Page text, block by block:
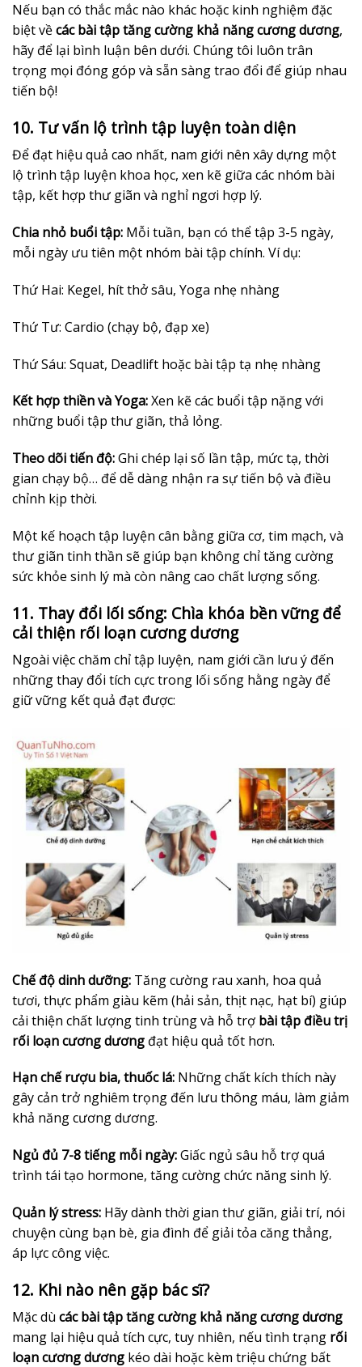
Nếu bạn có thắc mắc nào khác hoặc kinh nghiệm đặc
biệt vềcác bài tập tăng cường khả năng cương dương,
hãy để lại bình luận bên dưới. Chúng tôi luôn trân
trọng mọi đóng góp và sẵn sàng trao đổi để giúp nhau
tiến bộ!
10. Tư vấn lộ trình tập luyện toàn diện
Để đạt hiệu quả cao nhất, nam giới nên xây dựng một
lộ trình tập luyện khoa học, xen kẽ giữa các nhóm bài
tập, kết hợp thư giãn và nghỉ ngơi hợp lý.
Chia nhỏ buổi tập: Mỗi tuần, bạn có thể tập 3-5 ngày,
mỗi ngày ưu tiên một nhóm bài tập chính. Ví dụ:
Thứ Hai: Kegel, hít thở sâu, Yoga nhẹ nhàng
Thứ Tư: Cardio (chạy bộ, đạp xe)
Thứ Sáu: Squat, Deadlift hoặc bài tập tạ nhẹ nhàng
Kết hợp thiền và Yoga:Xen kẽ các buổi tập nặng với
những buổi tập thư giãn, thả lỏng.
Theo dõi tiến độ:Ghi chép lại số lần tập, mức tạ, thời
gian chạy bộ… để dễ dàng nhận ra sự tiến bộ và điều
chỉnh kịp thời.
Một kế hoạch tập luyện cân bằng giữa cơ, tim mạch, và
thư giãn tinh thần sẽ giúp bạn không chỉ tăng cường
sức khỏe sinh lý mà còn nâng cao chất lượng sống.
11. Thay đổi lối sống: Chìa khóa bền vững để
cải thiện rối loạn cương dương
Ngoài việc chăm chỉ tập luyện, nam giới cần lưu ý đến
những thay đổi tích cực trong lối sống hằng ngày để
giữ vững kết quả đạt được:
Chế độ dinh dưỡng: Tăng cường rau xanh, hoa quả
tươi, thực phẩm giàu kẽm (hải sản, thịt nạc, hạt bí) giúp
cải thiện chất lượng tinh trùng và hỗ trợ bài tập điều trị
rối loạn cương dương đạt hiệu quả tốt hơn.
Hạn chế rượu bia, thuốc lá: Những chất kích thích này
gây cản trở nghiêm trọng đến lưu thông máu, làm giảm
khả năng cương dương.
Ngủ đủ 7-8 tiếng mỗi ngày:Giấc ngủ sâu hỗ trợ quá
trình tái tạo hormone, tăng cường chức năng sinh lý.
Quản lý stress: Hãy dành thời gian thư giãn, giải trí, nói
chuyện cùng bạn bè, gia đình để giải tỏa căng thẳng,
áp lực công việc.
12. Khi nào nên gặp bác sĩ?
Mặc dù các bài tập tăng cường khả năng cương dương
mang lại hiệu quả tích cực, tuy nhiên, nếu tình trạng rối
loạn cương dương kéo dài hoặc kèm triệu chứng bất